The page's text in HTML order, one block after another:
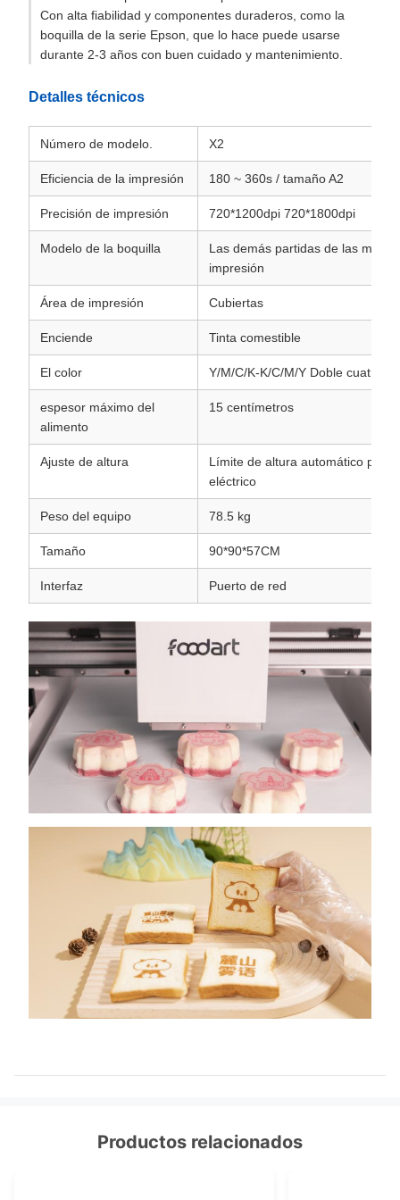
Con alta fiabilidad y componentes duraderos, como la
boquilla de la serie Epson, que lo hace puede usarse
durante 2-3 años con buen cuidado y mantenimiento.
Detalles técnicos
Número de modelo. X2
Eficiencia de la impresión 180 ~ 360s / tamaño A2
Precisión de impresión 720*1200dpi 720*1800dpi
Modelo de la boquilla
Las demás partidas de las
impresión
Área de impresión Cubiertas
Enciende Tinta comestible
El color Y/M/C/K-K/C/M/Y Doble cuatro
espesor máximo del
alimento
15 centímetros
Ajuste de altura
Límite de altura automático por
eléctrico
Peso del equipo 78.5 kg
Tamaño 90*90*57CM
Interfaz Puerto de red
Productos relacionados